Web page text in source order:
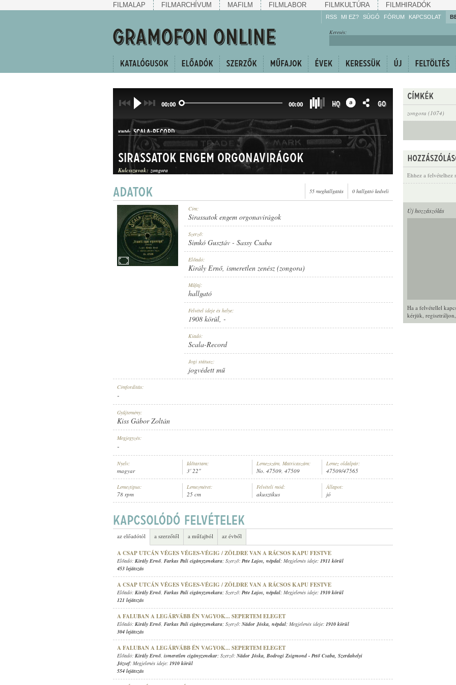
FILMALAP FILMARCHÍVUM MAFILM FILMLABOR FILMKULTÚRA FILMHIRADÓK
RSS MI EZ? SÚGÓ
Gyarapítsa!
FÓRUM KAPCSOLAT
Keresés:
zongora (1074)
Ehhez a felvételhez
Új hozzászólás
Ha a felvétellel
kérjük, regisztráljon
00:00 00:00 HQ GO
ISMERETLEN ZENÉSZ (ZONGORA)
SASSY CSABA
MŰFAJ: HALLGATÓ
1908 KÖRÜL
KIADÓ: SCALA-RECORD
LEMEZSZÁM: NO. 47509
Sirassatok engem orgonavirágok
Kulcsszavak: zongora
55 meghallgatás 0 hallgató kedveli
Cím:
Sirassatok engem orgonavirágok
Szerző:
Simkó Gusztáv - Sassy Csaba
Előadó:
Király Ernő, ismeretlen zenész (zongora)
Műfaj:
hallgató
Felvétel ideje és helye:
1908 körül, -
Kiadó:
Scala-Record
Jogi státusz:
jogvédett mű
Címfordítás:
-
Gyűjtemény:
Kiss Gábor Zoltán
Megjegyzés:
-
Nyelv:
magyar
Időtartam:
3' 22"
Lemezszám, Matricaszám:
No. 47509, 47509
Lemez oldalpár:
47509/47565
Lemeztípus:
78 rpm
Lemezméret:
25 cm
Felvételi mód:
akusztikus
Állapot:
jó
az előadótól a szerzőtől a műfajból az évből
A CSAP UTCÁN VÉGES VÉGES-VÉGIG / ZÖLDRE VAN A RÁCSOS KAPU FESTVE
Előadó: Király Ernő, Farkas Pali cigányzenekara; Szerző: Pete Lajos, népdal; Megjelenés ideje: 1911 körül
453 lejátszás
A CSAP UTCÁN VÉGES VÉGES-VÉGIG / ZÖLDRE VAN A RÁCSOS KAPU FESTVE
Előadó: Király Ernő, Farkas Pali cigányzenekara; Szerző: Pete Lajos, népdal; Megjelenés ideje: 1910 körül
121 lejátszás
A FALUBAN A LEGÁRVÁBB ÉN VAGYOK... SEPERTEM ELEGET
Előadó: Király Ernő, Farkas Pali cigányzenekara; Szerző: Nádor Jóska, népdal; Megjelenés ideje: 1910 körül
304 lejátszás
A FALUBAN A LEGÁRVÁBB ÉN VAGYOK... SEPERTEM ELEGET
Előadó: Király Ernő, ismeretlen cigányzenekar; Szerző: Nádor Jóska, Bodrogi Zsigmond - Pető Csaba, Szerdahelyi
József; Megjelenés ideje: 1910 körül
554 lejátszás